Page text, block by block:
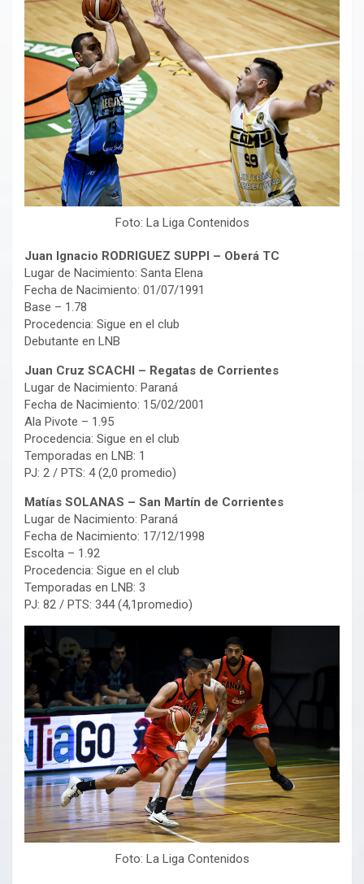
Foto: La Liga Contenidos
Juan Ignacio RODRIGUEZ SUPPI – Oberá TC
Lugar de Nacimiento: Santa Elena
Fecha de Nacimiento: 01/07/1991
Base – 1.78
Procedencia: Sigue en el club
Debutante en LNB
Juan Cruz SCACHI – Regatas de Corrientes
Lugar de Nacimiento: Paraná
Fecha de Nacimiento: 15/02/2001
Ala Pivote – 1.95
Procedencia: Sigue en el club
Temporadas en LNB: 1
PJ: 2 / PTS: 4 (2,0 promedio)
Matías SOLANAS – San Martín de Corrientes
Lugar de Nacimiento: Paraná
Fecha de Nacimiento: 17/12/1998
Escolta – 1.92
Procedencia: Sigue en el club
Temporadas en LNB: 3
PJ: 82 / PTS: 344 (4,1promedio)
Foto: La Liga Contenidos